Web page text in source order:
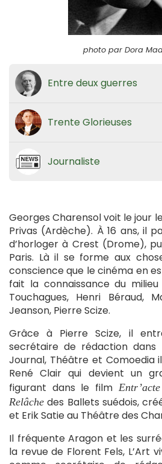
photo par Dora
Entre deux guerres
Trente Glorieuses
Journaliste
Georges Charensol voit le jour
Privas (Ardèche). À 16 ans, il
d’horloger à Crest (Drome),
Paris. Là il se forme aux
conscience que le cinéma en est
fait la connaissance du milieu
Touchagues, Henri Béraud,
Jeanson, Pierre Scize.
Grâce à Pierre Scize, il
secrétaire de rédaction dans
Journal, Théâtre et Comoedia
René Clair qui devient un
figurant dans le film Entr’acte
Relâche des Ballets suédois,
et Erik Satie au Théâtre des
Il fréquente Aragon et les
la revue de Florent Fels, L’Art